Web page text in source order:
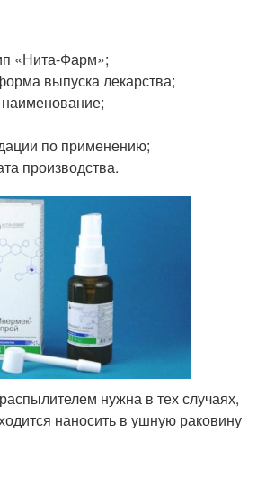
«Нита-Фарм»;
выпуска лекарства;
по применению;
производства.
нужна в тех случаях,
наносить в ушную раковину